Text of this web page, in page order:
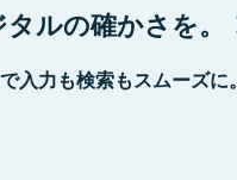
ルの確かさを。
入力も検索もスムーズに。